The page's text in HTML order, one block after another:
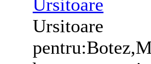
Ursitoare
Ursitoare